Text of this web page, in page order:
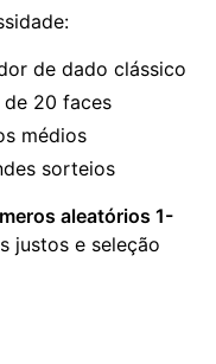
de dado clássico
20 faces
médios
sorteios
aleatórios 1-
justos e seleção